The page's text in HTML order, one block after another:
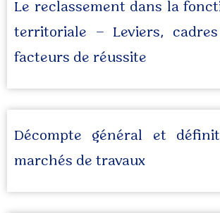
Le reclassement dans la
territoriale – Leviers,
facteurs de réussite
Décompte général et
marchés de travaux